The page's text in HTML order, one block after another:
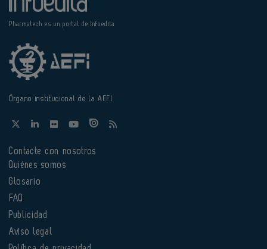
Pharmatech es un portal de Infoedita
Órgano institucional de la AEFI
Contacte con nosotros
Quiénes somos
Glosario
FAQ
Publicidad
Aviso legal